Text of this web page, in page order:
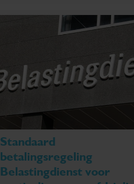
Standaard
betalingsregeling
Belastingdienst voor